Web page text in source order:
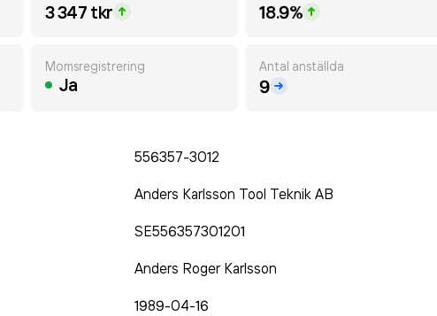
3 347 tkr 18.9%
Momsregistrering
Ja
Antal anställda
9
556357-3012
Anders Karlsson Tool Teknik AB
SE556357301201
Anders Roger Karlsson
1989-04-16